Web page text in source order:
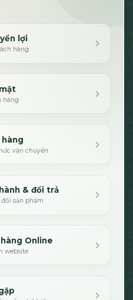
lợi
hàng
hàng
hàng
vận chuyển
& đổi trả
sản phẩm
Online
website